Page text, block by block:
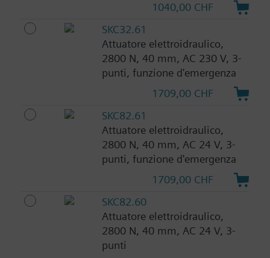
1040,00 CHF
SKC32.61
Attuatore elettroidraulico,
2800 N, 40 mm, AC 230 V, 3-
punti, funzione d'emergenza
1709,00 CHF
SKC82.61
Attuatore elettroidraulico,
2800 N, 40 mm, AC 24 V, 3-
punti, funzione d'emergenza
1709,00 CHF
SKC82.60
Attuatore elettroidraulico,
2800 N, 40 mm, AC 24 V, 3-
punti